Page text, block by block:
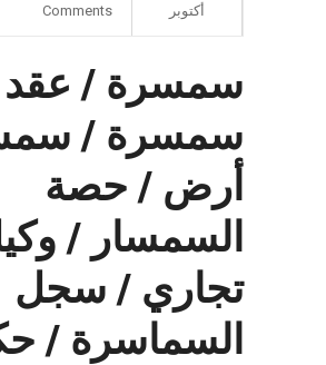
أكتوبر Comments
سمسرة / عقد
سمسرة /
أرض / حصة
السمسار /
تجاري / سجل
السماسرة /